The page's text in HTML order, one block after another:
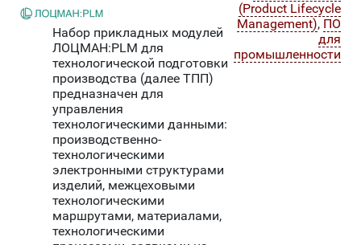
Набор прикладных модулей
ЛОЦМАН:PLM для
технологической подготовки
производства (далее ТПП)
предназначен для
управления
технологическими данными:
производственно-
технологическими
электронными структурами
изделий, межцеховыми
технологическими
маршрутами, материалами,
технологическими
(Product Lifecycle
Management), ПО
для
промышленности